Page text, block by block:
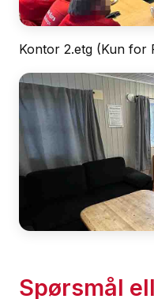
Kontor 2.etg (Kun for
Spørsmål